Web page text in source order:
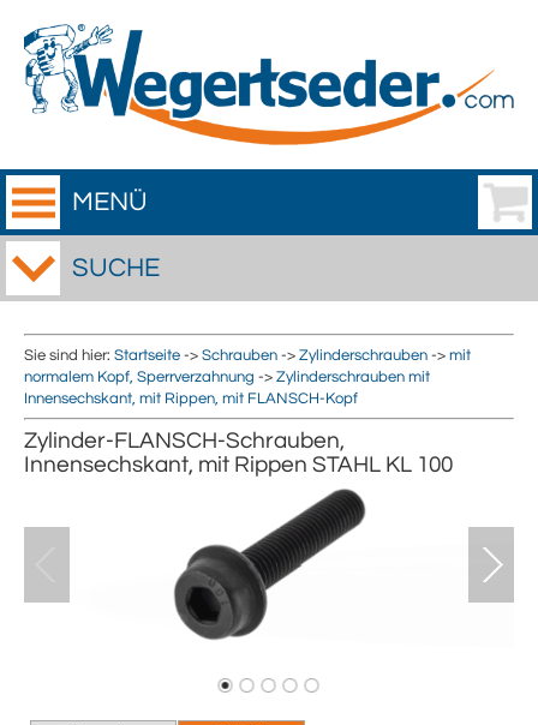
MENÜ
SUCHE
Sie sind hier: Startseite -> Schrauben -> Zylinderschrauben -> mit
normalem Kopf, Sperrverzahnung -> Zylinderschrauben mit
Innensechskant, mit Rippen, mit FLANSCH-Kopf
Zylinder-FLANSCH-Schrauben,
Innensechskant, mit Rippen STAHL KL 100